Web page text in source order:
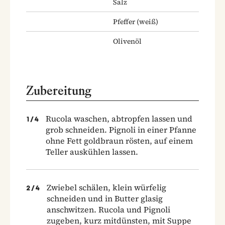
Pfeffer (weiß)
Olivenöl
Zubereitung
1 /4
Rucola waschen, abtropfen lassen und
grob schneiden. Pignoli in einer Pfanne
ohne Fett goldbraun rösten, auf einem
Teller auskühlen lassen.
2 /4
Zwiebel schälen, klein würfelig
schneiden und in Butter glasig
anschwitzen. Rucola und Pignoli
zugeben, kurz mitdünsten, mit Suppe